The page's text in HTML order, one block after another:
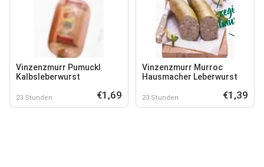
Vinzenzmurr Pumuckl
Kalbsleberwurst
23 Stunden €1,69
Vinzenzmurr Murroc
Hausmacher Leberwurst
23 Stunden €1,39